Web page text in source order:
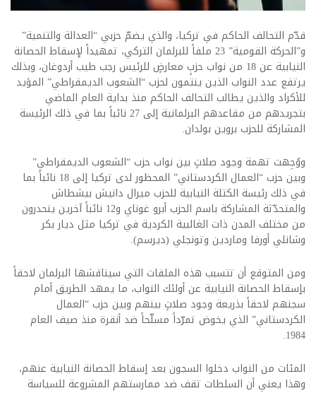
قدّم التحالف الحاكم في تركيا، والذي يضمّ حزبي “العدالة والتنمية”
و”الحركة القومية” 23 ملفاً للبرلمان التركي، تمهيداً لإسقاط الحصانة
النيابية عن 18 من نواب حزبٍ معارضٍ للرئيس رجب طيب أردوغان، وبذلك
يرتفع عدد النواب الذين ينتمون لحزب “الشعوب الديمقراطي” المؤيد
للأكراد والذين يطالب التحالف الحاكم منذ بداية العام الماضي
بتجريدهم من مقاعدهم البرلمانية إلى 27 نائباً بما في ذلك الرئيسة
المشاركة للحزب بروين بولدان.
ووُجِهت تهمة وجود صلاتٍ بين نواب حزب “الشعوب الديمقراطي”
وبين حزب “العمال الكردستاني” المحظور لدى تركيا إلى 18 نائباً بما
في ذلك رئيسة الكتلة النيابية للحزب ميرال دانيش بيشطاش
والمتحدّثة المشاركة باسم الحزب أبرو غوناي و12 نائباً آخرين ينحدرون
من مختلف المدن ذات الغالبية الكردية في تركيا مثل ديار بكر
وشانلي أورفا وماردين وتونجلي (ديرسم).
ومن المتوقع أن تتسبب هذه الملفات التي سيناقشها البرلمان لاحقاً
بإسقاط الحصانة النيابية عن أولئك النواب، ما يمهد الطريق أمام
سجنهم لاحقاً بذريعة وجود صلاتٍ بينهم وبين حزب “العمال
الكردستاني” الذي يخوض تمرّداً مسلّحاً ضد أنقرة منذ صيف العام
1984.
المئات من النواب دخلوا السجون بعد إسقاط الحصانة النيابية عنهم،
وهذا يعني أن السلطات تقف ضد ممارستهم المشروعة للسياسة